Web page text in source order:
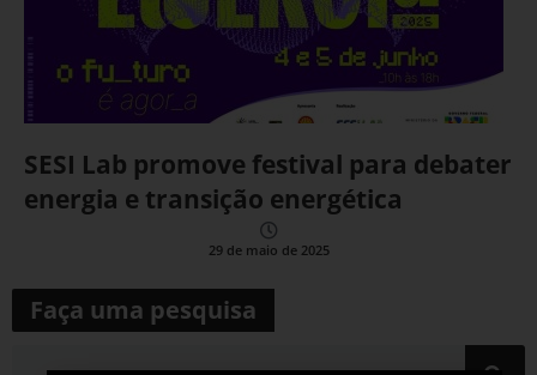
SESI Lab promove festival para debater
energia e transição energética
29 de maio de 2025
Faça uma pesquisa